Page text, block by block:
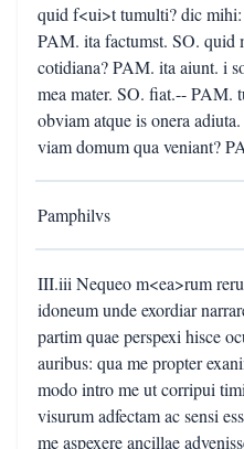
quid f<ui>t tumulti? dic
PAM. ita factumst. SO. quid
cotidiana? PAM. ita aiunt. i
mea mater. SO. fiat.-- PAM.
obviam atque is onera
viam domum qua veniant?
Pamphilvs
III.iii Nequeo m<ea>rum
idoneum unde exordiar
partim quae perspexi hisce
auribus: qua me propter
modo intro me ut corripui
visurum adfectam ac sensi
me aspexere ancillae